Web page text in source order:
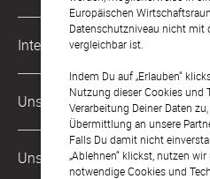
Europäischen
Datenschutzniveau nicht mit
vergleichbar ist.
Indem Du auf „Erlauben“
Nutzung dieser Cookies und
Verarbeitung Deiner Daten
Übermittlung an unsere
Falls Du damit nicht
„Ablehnen“ klickst, nutzen
notwendige Cookies und
Karriere
Impressum
AGB & Widerrufsrecht
Zahlung & Versand
Datenschutz
Barrierefreiheitserklärung
Musterkarten
Digitale Gästelisten
FAQ & Hilfe
International
Österreich
Schweiz
Frankreich
Unsere Zahlungsarten
Unsere Partner